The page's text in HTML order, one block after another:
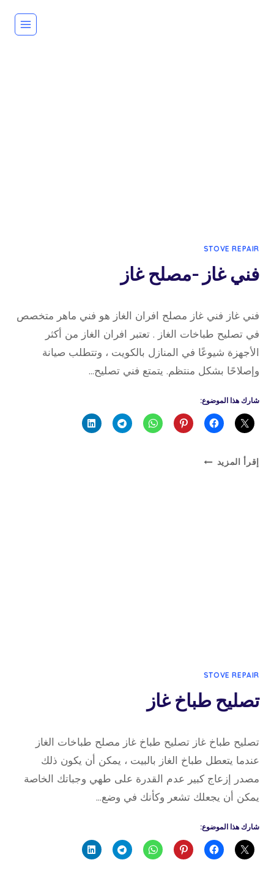
STOVE REPAIR
فني غاز -مصلح غاز
admin
فني غاز فني غاز مصلح افران الغاز هو فني ماهر متخصص
في تصليح طباخات الغاز . تعتبر افران الغاز من أكثر
الأجهزة شيوعًا في المنازل بالكويت ، وتتطلب صيانة
وإصلاحًا بشكل منتظم. يتمتع فني تصليح…
شارك هذا الموضوع:
إقرأ المزيد فني
STOVE REPAIR
تصليح طباخ غاز
admin
تصليح طباخ غاز تصليح طباخ غاز مصلح طباخات الغاز
عندما يتعطل طباخ الغاز بالبيت ، يمكن أن يكون ذلك
مصدر إزعاج كبير عدم القدرة على طهي وجباتك الخاصة
يمكن أن يجعلك تشعر وكأنك في وضع…
شارك هذا الموضوع: